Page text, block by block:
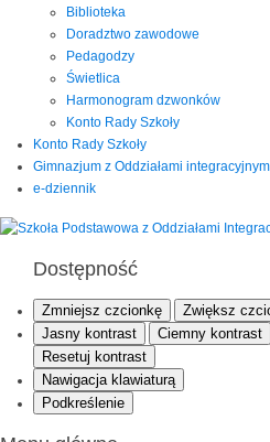
Biblioteka
Doradztwo zawodowe
Pedagodzy
Świetlica
Harmonogram dzwonków
Konto Rady Szkoły
Konto Rady Szkoły
Gimnazjum z Oddziałami
e-dziennik
Dostępność
Zmniejsz czcionkę Zwiększ
Jasny kontrast
Ciemny kontrast
Resetuj kontrast
Nawigacja klawiaturą
Podkreślenie